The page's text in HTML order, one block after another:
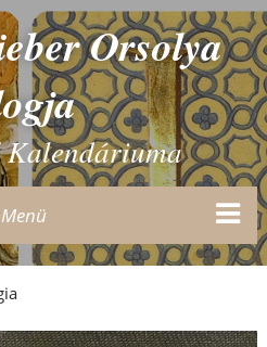
Orsolya
Kalendáriuma
Menü